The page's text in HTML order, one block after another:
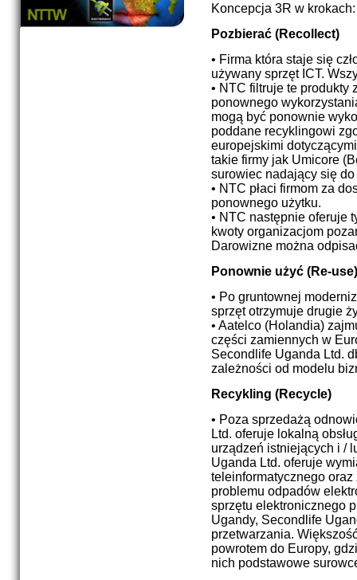
Koncepcja 3R w krokach:
Pozbierać (Recollect)
• Firma która staje się
używany sprzęt ICT.
• NTC filtruje te produkty
ponownego
mogą być ponownie
poddane recyklingowi
europejskimi
takie firmy jak Umicore
surowiec nadający się
• NTC płaci firmom za
ponownego użytku.
• NTC następnie oferuje
kwoty organizacjom
Darowizne można
Ponownie użyć (Re-use)
• Po gruntownej
sprzęt otrzymuje drugie
• Aatelco (Holandia)
części zamiennych w
Secondlife Uganda Ltd.
zależności od modelu
Recykling (Recycle)
• Poza sprzedażą
Ltd. oferuje lokalną
urządzeń istniejących i /
Uganda Ltd. oferuje
teleinformatycznego
problemu odpadów
sprzętu elektronicznego
Ugandy, Secondlife
przetwarzania.
powrotem do Europy,
nich podstawowe